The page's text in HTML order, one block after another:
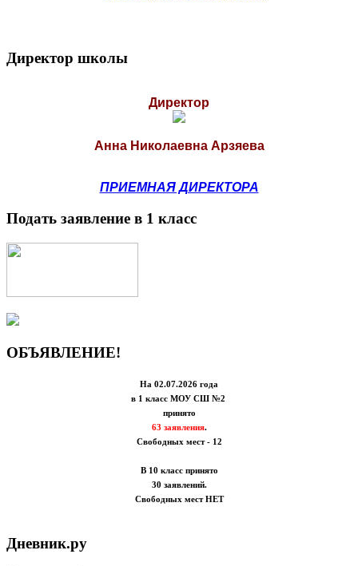
Директор школы
Директор
Анна Николаевна Арзяева
ПРИЕМНАЯ ДИРЕКТОРА
Подать заявление в 1 класс
ОБЪЯВЛЕНИЕ!
На 02.07.2026 года
в 1 класс МОУ СШ №2
принято
63 заявления.
Свободных мест - 12
В 10 класс принято
30 заявлений.
Свободных мест НЕТ
Дневник.ру